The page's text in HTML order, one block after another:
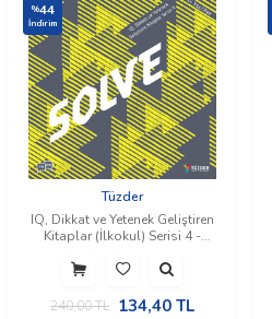
%44
İndirim
Tüzder
IQ, Dikkat ve Yetenek Geliştiren
Kitaplar (İlkokul) Serisi 4 -
240,00TL 134,40 TL